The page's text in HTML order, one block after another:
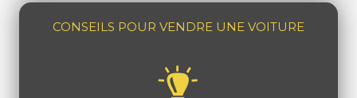
CONSEILS POUR VENDRE UNE VOITURE